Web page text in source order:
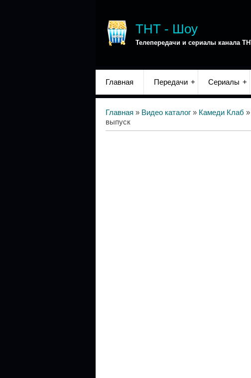
ТНТ - Шоу
Телепередачи и сериалы канала
Главная Передачи Сериалы
Главная » Видео каталог » Камеди Клаб »
выпуск